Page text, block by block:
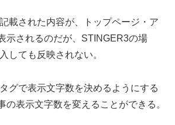
載された内容が、トップページ・ア
示されるのだが、STINGER3の場
しても反映されない。
グで表示文字数を決めるようにする
の表示文字数を変えることができる。